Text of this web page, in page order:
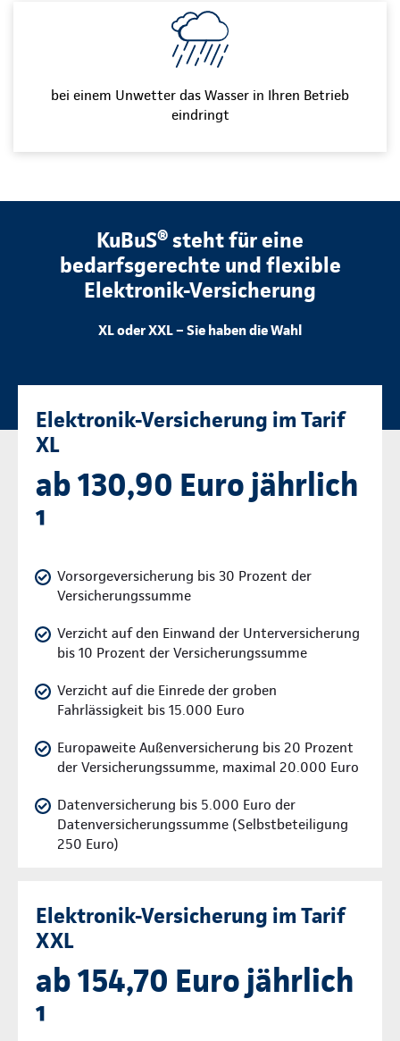
bei einem Unwetter das Wasser in Ihren Betrieb
eindringt
KuBuS® steht für eine
bedarfsgerechte und flexible
Elektronik-Versicherung
XL oder XXL – Sie haben die Wahl
Elektronik-Versicherung im Tarif
XL
ab 130,90 Euro jährlich
¹
Vorsorgeversicherung bis 30 Prozent der
Versicherungssumme
Verzicht auf den Einwand der Unterversicherung
bis 10 Prozent der Versicherungssumme
Verzicht auf die Einrede der groben
Fahrlässigkeit bis 15.000 Euro
Europaweite Außenversicherung bis 20 Prozent
der Versicherungssumme, maximal 20.000 Euro
Datenversicherung bis 5.000 Euro der
Datenversicherungssumme (Selbstbeteiligung
250 Euro)
Elektronik-Versicherung im Tarif
XXL
ab 154,70 Euro jährlich
¹